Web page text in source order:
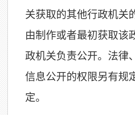
关获取的其他行政机关
由制作或者最初获取该
政机关负责公开。法律
信息公开的权限另有规
定。